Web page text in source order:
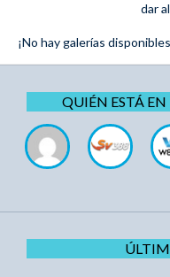
dar
¡No hay galerías
QUIÉN ESTÁ